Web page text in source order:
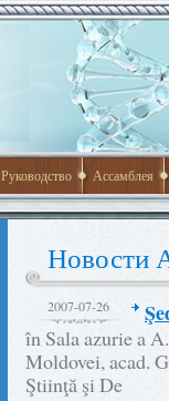
Руководство Ассамблея
2007-07-26
în Sala azurie a
Moldovei, acad.
Ştiinţă şi De